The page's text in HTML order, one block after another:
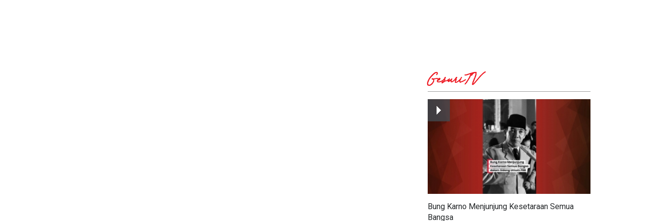
GesuriTV
Bung Karno Menjunjung Kesetaraan Semua
Bangsa